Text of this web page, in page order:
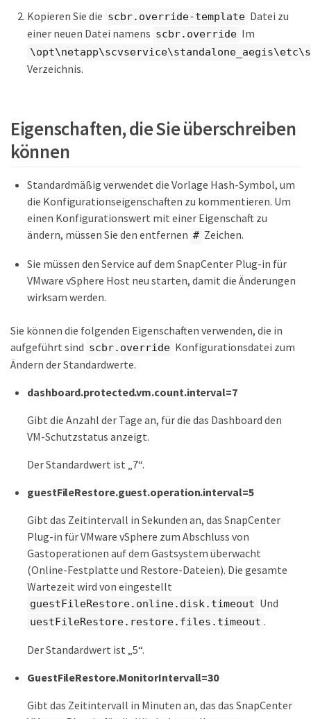
Kopieren Sie die scbr.override-template Datei zu
einer neuen Datei namens scbr.override Im
Verzeichnis.
Eigenschaften, die Sie überschreiben
können
Standardmäßig verwendet die Vorlage Hash-Symbol, um
die Konfigurationseigenschaften zu kommentieren. Um
einen Konfigurationswert mit einer Eigenschaft zu
ändern, müssen Sie den entfernen # Zeichen.
Sie müssen den Service auf dem SnapCenter Plug-in für
VMware vSphere Host neu starten, damit die Änderungen
wirksam werden.
Sie können die folgenden Eigenschaften verwenden, die in
aufgeführt sind scbr.override Konfigurationsdatei zum
Ändern der Standardwerte.
dashboard.protected.vm.count.interval=7
Gibt die Anzahl der Tage an, für die das Dashboard den
VM-Schutzstatus anzeigt.
Der Standardwert ist „7“.
guestFileRestore.guest.operation.interval=5
Gibt das Zeitintervall in Sekunden an, das SnapCenter
Plug-in für VMware vSphere zum Abschluss von
Gastoperationen auf dem Gastsystem überwacht
(Online-Festplatte und Restore-Dateien). Die gesamte
Wartezeit wird von eingestellt
guestFileRestore.online.disk.timeout Und
uestFileRestore.restore.files.timeout .
Der Standardwert ist „5“.
GuestFileRestore.MonitorIntervall=30
Gibt das Zeitintervall in Minuten an, das das SnapCenter